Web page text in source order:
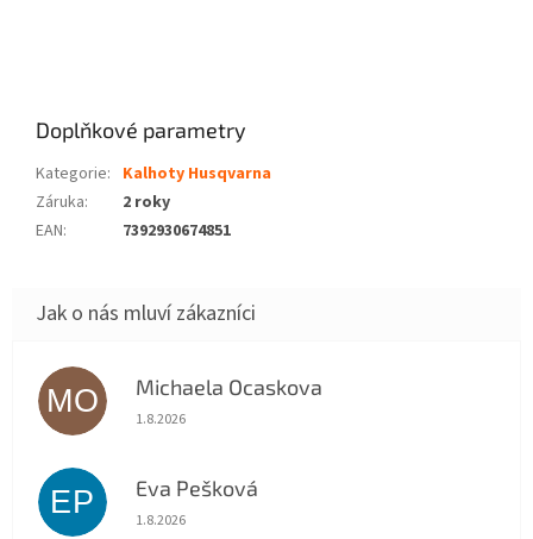
Doplňkové parametry
Kategorie: Kalhoty Husqvarna
Záruka:
2 roky
EAN: 7392930674851
MO Michaela Ocaskova
Hodnocení obchodu je 5 z 5 hvězdiček.
1.8.2026
EP Eva Pešková
Hodnocení obchodu je 5 z 5 hvězdiček.
1.8.2026